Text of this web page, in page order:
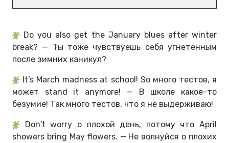
Do you also get the January blues after winter
break? — Ты тоже чувствуешь себя угнетенным
после зимних каникул?
It’s March madness at school! So много тестов, я
может stand it anymore! — В школе какое-то
безумие! Так много тестов, что я не выдерживаю!
Don't worry o плохой день, потому что April
showers bring May flowers. — Не волнуйся о плохих